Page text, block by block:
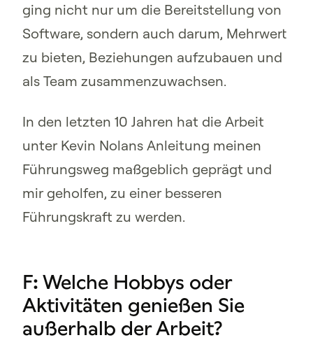
ging nicht nur um die Bereitstellung von
Software, sondern auch darum, Mehrwert
zu bieten, Beziehungen aufzubauen und
als Team zusammenzuwachsen.
In den letzten 10 Jahren hat die Arbeit
unter Kevin Nolans Anleitung meinen
Führungsweg maßgeblich geprägt und
mir geholfen, zu einer besseren
Führungskraft zu werden.
F: Welche Hobbys oder
Aktivitäten genießen Sie
außerhalb der Arbeit?